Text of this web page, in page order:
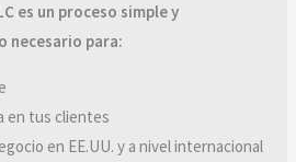
es un proceso simple y
necesario para:
en tus clientes
en EE.UU. y a nivel internacional